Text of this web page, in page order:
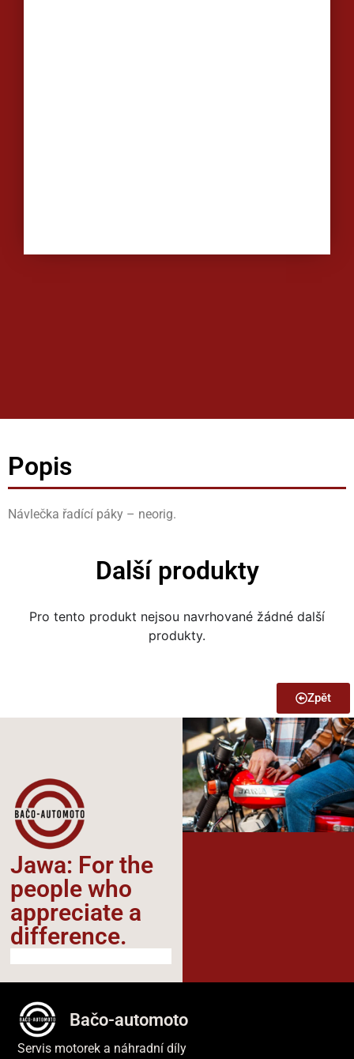
Popis
Návlečka řadící páky – neorig.
Další produkty
Pro tento produkt nejsou navrhované žádné další
produkty.
Zpět
Jawa: For the
people who
appreciate a
difference.​
Bačo-automoto
Servis motorek a náhradní díly